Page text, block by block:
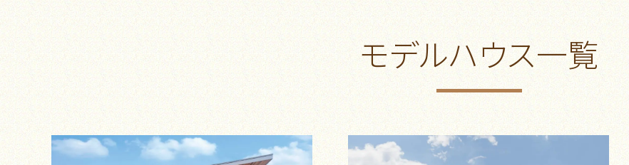
モデルハウス一覧